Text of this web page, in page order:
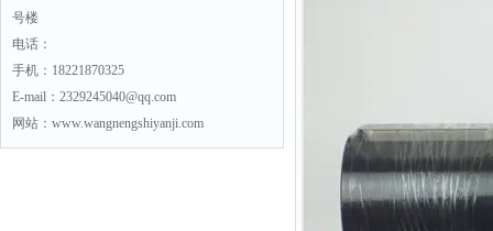
号楼
电话：
手机：18221870325
E-mail：2329245040@qq.com
网站：www.wangnengshiyanji.com